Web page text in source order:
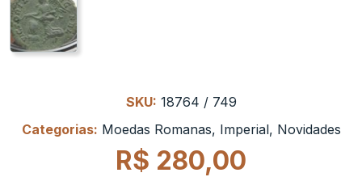
SKU: 18764 / 749
Categorias: Moedas Romanas, Imperial, Novidades
R$ 280,00